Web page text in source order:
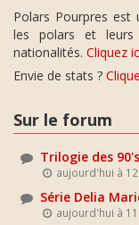
Polars Pourpres est
les polars et
nationalités. Cliquez
Envie de stats ?
Sur le forum
Trilogie des
aujourd'hui à
Série Delia
aujourd'hui à